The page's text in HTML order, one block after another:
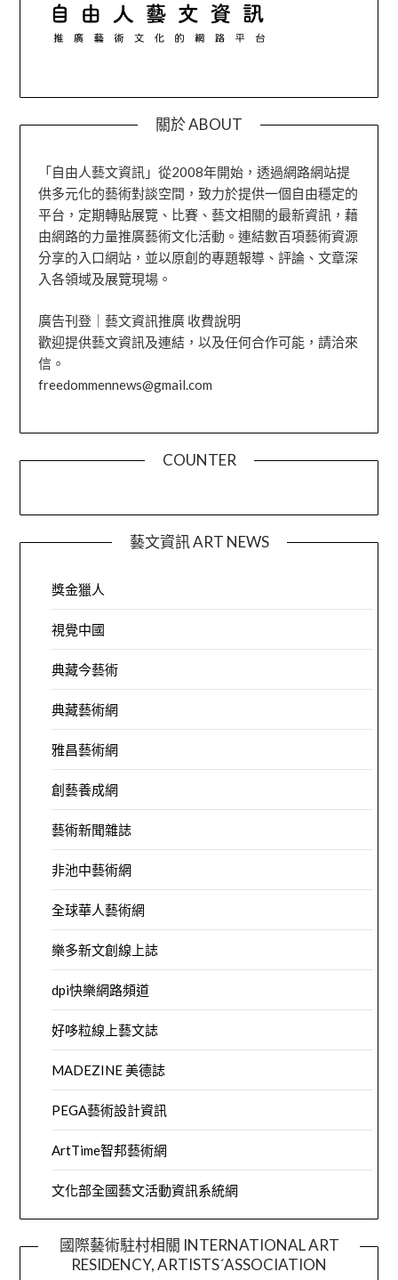
關於 ABOUT
「自由人藝文資訊」從2008年開始，透過網路網站提
供多元化的藝術對談空間，致力於提供一個自由穩定的
平台，定期轉貼展覽、比賽、藝文相關的最新資訊，藉
由網路的力量推廣藝術文化活動。連結數百項藝術資源
分享的入口網站，並以原創的專題報導、評論、文章深
入各領域及展覽現場。
廣告刊登｜藝文資訊推廣 收費說明
歡迎提供藝文資訊及連結，以及任何合作可能，請洽來
信。
freedommennews@gmail.com
COUNTER
藝文資訊 ART NEWS
獎金獵人
視覺中國
典藏今藝術
典藏藝術網
雅昌藝術網
創藝養成網
藝術新聞雜誌
非池中藝術網
全球華人藝術網
樂多新文創線上誌
dpi快樂網路頻道
好哆粒線上藝文誌
MADEZINE 美德誌
PEGA藝術設計資訊
ArtTime智邦藝術網
文化部全國藝文活動資訊系統網
國際藝術駐村相關 INTERNATIONAL ART
RESIDENCY, ARTISTS´ASSOCIATION